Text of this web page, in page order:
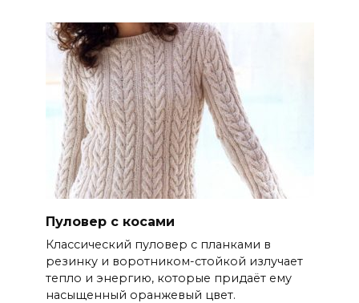
Пуловер с косами
Классический пуловер с планками в
резинку и воротником-стойкой излучает
тепло и энергию, которые придаёт ему
насыщенный оранжевый цвет.